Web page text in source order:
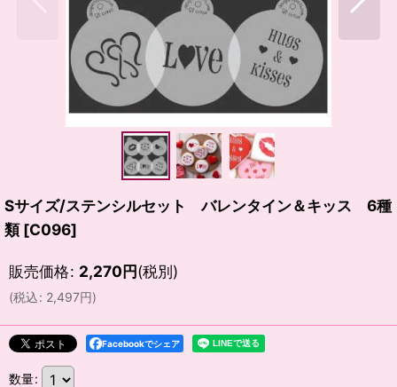
Sサイズ/ステンシルセット バレンタイン＆キッス 6種
類 [C096]
販売価格: 2,270円(税別)
(税込: 2,497円)
Facebookでシェア
数量: